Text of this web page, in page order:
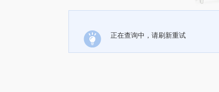
正在查询中，请刷新重试